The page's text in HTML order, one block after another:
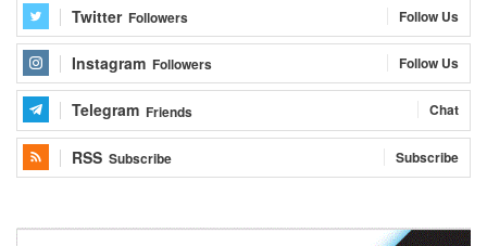
Twitter Followers Follow Us
Instagram Followers Follow Us
Telegram Friends Chat
RSS Subscribe Subscribe